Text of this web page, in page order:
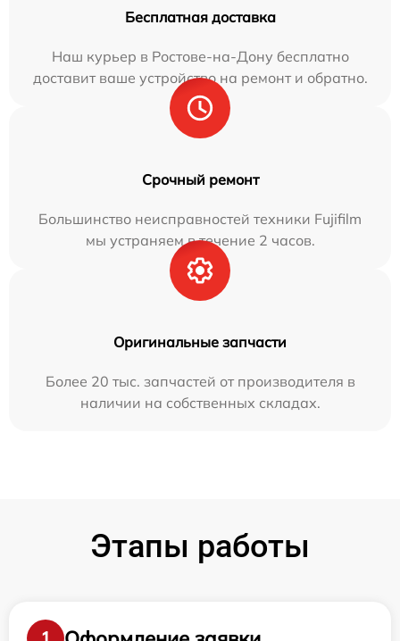
Бесплатная доставка
Наш курьер в Ростове-на-Дону бесплатно
доставит ваше устройство на ремонт и обратно.
Срочный ремонт
Большинство неисправностей техники Fujifilm
мы устраняем в течение 2 часов.
Оригинальные запчасти
Более 20 тыс. запчастей от производителя в
наличии на собственных складах.
Этапы работы